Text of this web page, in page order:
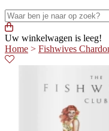
Uw winkelwagen is leeg!
Home > Fishwives